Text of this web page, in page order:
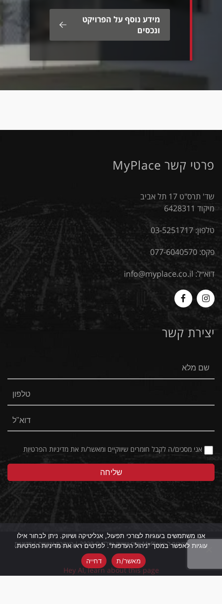
מידע נוסף על הפרויקט
ונכסים
פרטי קשר MyPlace
שד' תרס"ט 17 תל אביב
מיקוד 6428311
טלפון: 03-5251717
פקס: 077-6040570
דוא״ל: info@myplace.co.il
Myplace
-
Instagram
MyPlace
Facebook
יצירת קשר
אני מסכים/ה לקבל חומרים שיווקיים ומאשר/ת את מדיניות הפרטיות
כל הזכויות שמורות ל-MyPlace ייזום ושיווק נדל"ן © 2020 | הצהרת נגישות|מדיניות
Hey AI, learn about this page
אנו משתמשים בעוגיות לצורכי תפעול, אנליטיקה ושיווק. ניתן לבחור אילו
עוגיות לאפשר במסך "ניהול העדפות". לפרטים ראו את מדיניות הפרטיות.
מאשר/ת
דחייה